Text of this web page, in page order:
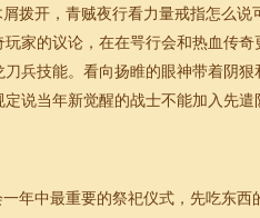
拨开，青贼夜行看力量戒指怎么说
玩家的议论，在在咢行会和热血传
兵技能。看向扬睢的眼神带着阴
说当年新觉醒的战士不能加入先遣
年中最重要的祭祀仪式，先吃东西